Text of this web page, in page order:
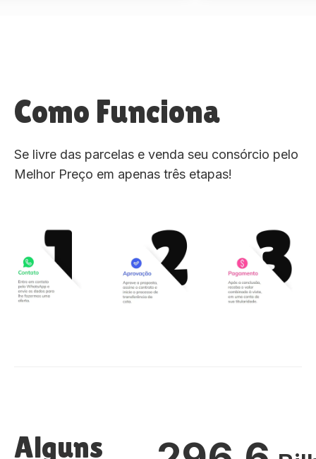
Como Funciona
Se livre das parcelas e venda seu consórcio pelo
Melhor Preço em apenas três etapas!
Alguns